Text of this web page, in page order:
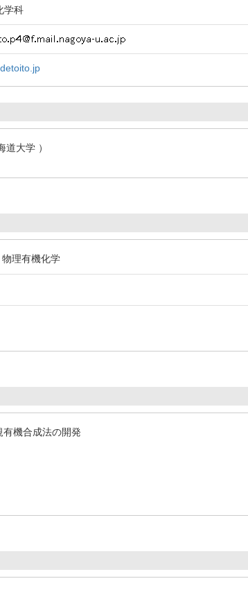
学科
道大学 ）
理有機化学
機合成法の開発